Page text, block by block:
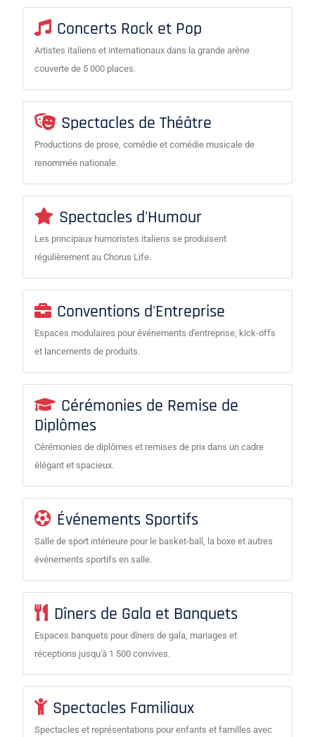
Concerts Rock et Pop
Artistes italiens et internationaux dans la grande arène
couverte de 5 000 places.
Spectacles de Théâtre
Productions de prose, comédie et comédie musicale de
renommée nationale.
Spectacles d'Humour
Les principaux humoristes italiens se produisent
régulièrement au Chorus Life.
Conventions d'Entreprise
Espaces modulaires pour événements d'entreprise, kick-offs
et lancements de produits.
Cérémonies de Remise de
Diplômes
Cérémonies de diplômes et remises de prix dans un cadre
élégant et spacieux.
Événements Sportifs
Salle de sport intérieure pour le basket-ball, la boxe et autres
événements sportifs en salle.
Dîners de Gala et Banquets
Espaces banquets pour dîners de gala, mariages et
réceptions jusqu'à 1 500 convives.
Spectacles Familiaux
Spectacles et représentations pour enfants et familles avec